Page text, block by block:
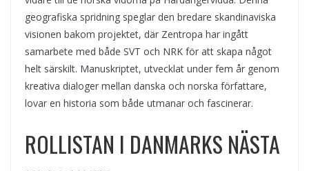
geografiska spridning speglar den bredare skandinaviska
visionen bakom projektet, där Zentropa har ingått
samarbete med både SVT och NRK för att skapa något
helt särskilt. Manuskriptet, utvecklat under fem år genom
kreativa dialoger mellan danska och norska författare,
lovar en historia som både utmanar och fascinerar.
ROLLISTAN I DANMARKS NÄSTA